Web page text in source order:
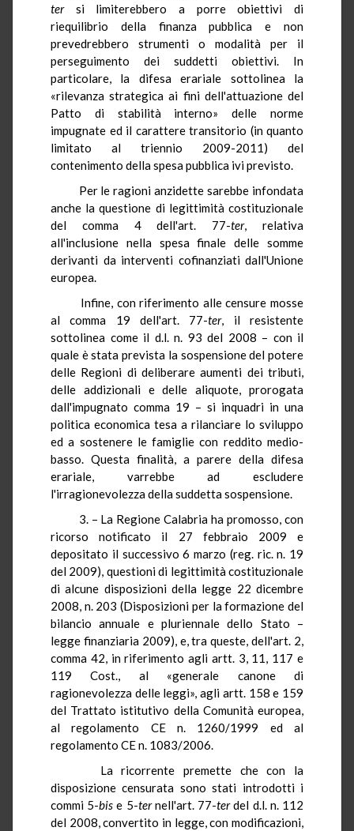
tersi limiterebbero a porre obiettivi di
riequilibrio della finanza pubblica e non
prevedrebbero strumenti o modalità per il
perseguimento dei suddetti obiettivi. In
particolare, la difesa erariale sottolinea la
«rilevanza strategica ai fini dell'attuazione del
Patto di stabilità interno» delle norme
impugnate ed il carattere transitorio (in quanto
limitato al triennio 2009-2011) del
contenimento della spesa pubblica ivi previsto.
Per le ragioni anzidette sarebbe infondata
anche la questione di legittimità costituzionale
del comma 4 dell'art. 77-ter, relativa
all'inclusione nella spesa finale delle somme
derivanti da interventi cofinanziati dall'Unione
europea.
Infine, con riferimento alle censure mosse
al comma 19 dell'art. 77-ter, il resistente
sottolinea come il d.l. n. 93 del 2008 – con il
quale è stata prevista la sospensione del potere
delle Regioni di deliberare aumenti dei tributi,
delle addizionali e delle aliquote, prorogata
dall'impugnato comma 19 – si inquadri in una
politica economica tesa a rilanciare lo sviluppo
ed a sostenere le famiglie con reddito medio-
basso. Questa finalità, a parere della difesa
erariale, varrebbe ad escludere
l'irragionevolezza della suddetta sospensione.
3. – La Regione Calabria ha promosso, con
ricorso notificato il 27 febbraio 2009 e
depositato il successivo 6 marzo (reg. ric. n. 19
del 2009), questioni di legittimità costituzionale
di alcune disposizioni della legge 22 dicembre
2008, n. 203 (Disposizioni per la formazione del
bilancio annuale e pluriennale dello Stato –
legge finanziaria 2009), e, tra queste, dell'art. 2,
comma 42, in riferimento agli artt. 3, 11, 117 e
119 Cost., al «generale canone di
ragionevolezza delle leggi», agli artt. 158 e 159
del Trattato istitutivo della Comunità europea,
al regolamento CE n. 1260/1999 ed al
regolamento CE n. 1083/2006.
La ricorrente premette che con la
disposizione censurata sono stati introdotti i
commi 5-bis e 5-ternell'art. 77-terdel d.l. n. 112
del 2008, convertito in legge, con modificazioni,